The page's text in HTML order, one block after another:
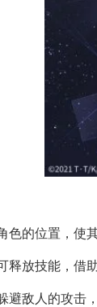
色的位置，使
释放技能，借
避敌人的攻击